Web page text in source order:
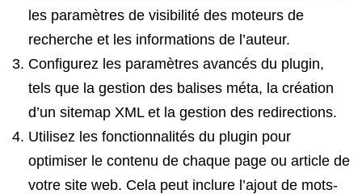
les paramètres de visibilité des moteurs de
recherche et les informations de l’auteur.
Configurez les paramètres avancés du plugin,
tels que la gestion des balises méta, la création
d’un sitemap XML et la gestion des redirections.
Utilisez les fonctionnalités du plugin pour
optimiser le contenu de chaque page ou article de
votre site web. Cela peut inclure l’ajout de mots-